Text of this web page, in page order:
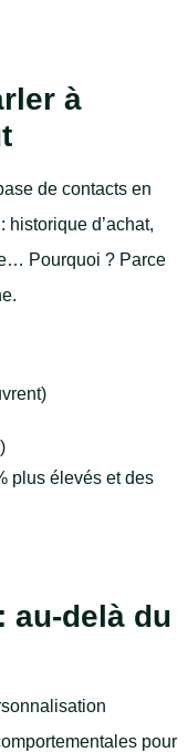
à
de contacts en
d’achat,
Pourquoi ? Parce
plus élevés et des
au-delà du
pour